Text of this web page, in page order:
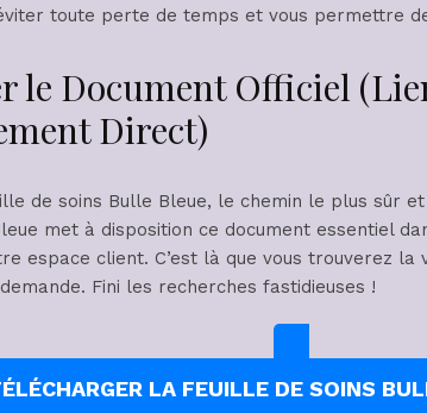
toute perte de temps et vous permettre
le Document Officiel
Direct)
de soins Bulle Bleue, le chemin le plus sûr
met à disposition ce document essentiel
espace client. C’est là que vous trouverez
Fini les recherches fastidieuses !
LA FEUILLE DE SOINS